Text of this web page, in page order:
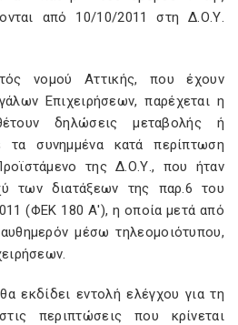
από 10/10/2011 στη Δ.Ο.Υ.
νομού Αττικής, που έχουν
Επιχειρήσεων, παρέχεται η
δηλώσεις μεταβολής ή
τα συνημμένα κατά περίπτωση
της Δ.Ο.Υ., που ήταν
των διατάξεων της παρ.6 του
(ΦΕΚ 180 Α'), η οποία μετά από
μέσω τηλεομοιότυπου,
εκδίδει εντολή ελέγχου για τη
περιπτώσεις που κρίνεται